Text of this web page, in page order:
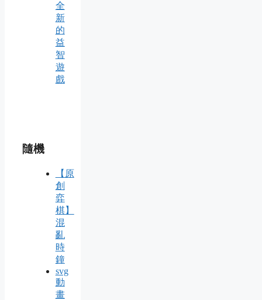
全
新
的
益
智
遊
戲
隨機
【原
創
弈
棋】
混
亂
時
鐘
svg
動
畫